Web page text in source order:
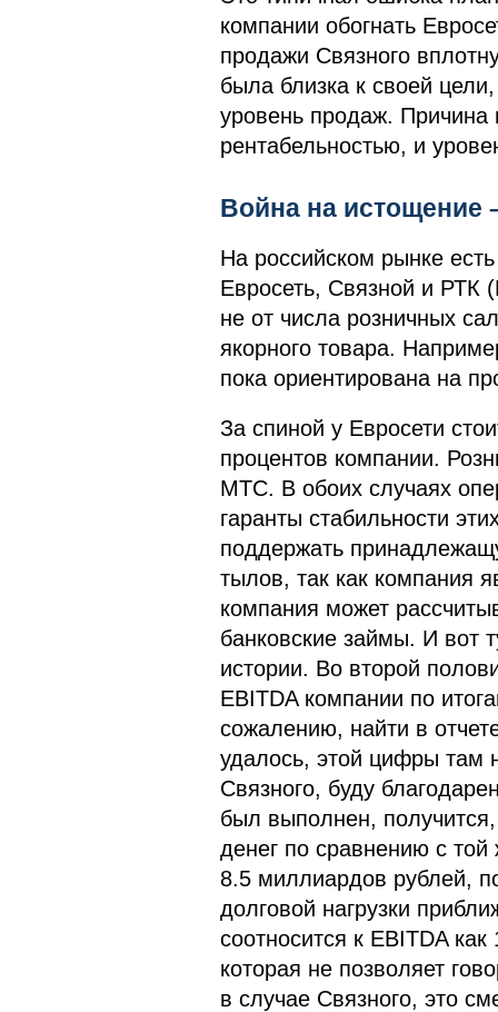
компании обогнать
продажи Связного
была близка к своей
уровень продаж. Причина
рентабельностью, и
Война на истощение
На российском рынке
Евросеть, Связной и РТК
не от числа розничных
якорного товара.
пока ориентирована на
За спиной у Евросети
процентов компании.
МТС. В обоих случаях
гаранты стабильности
поддержать
тылов, так как компания
компания может
банковские займы. И вот
истории. Во второй
EBITDA компании по
сожалению, найти в
удалось, этой цифры там
Связного, буду
был выполнен,
денег по сравнению с
8.5 миллиардов рублей,
долговой нагрузки
соотносится к EBITDA
которая не позволяет
в случае Связного, это